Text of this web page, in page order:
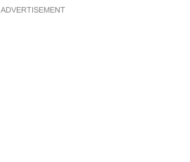
ADVERTISEMENT